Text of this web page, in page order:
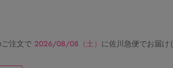
ご注文で 2026/08/08（土） に佐川急便でお届け